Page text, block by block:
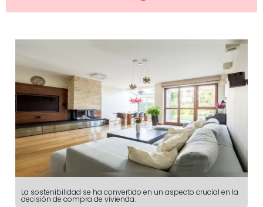
La sostenibilidad se ha convertido en un aspecto crucial en la
decisión de compra de vivienda.